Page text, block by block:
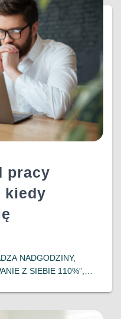
pracy
kiedy
NADGODZINY,
Z SIEBIE 110%”,
NIE JEST